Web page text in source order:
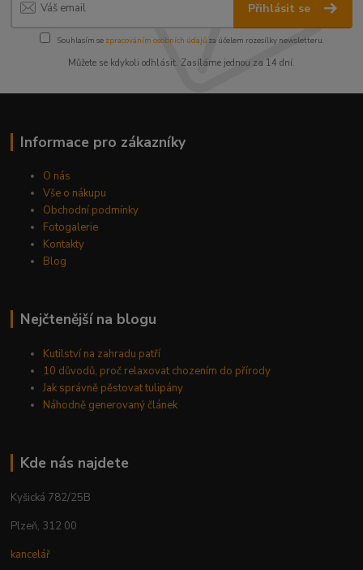
Přihlásit se
Souhlasím se zpracováním osobních údajůza účelem rozesílky newsletteru.
Můžete se kdykoli odhlásit. Zasíláme jednou za 14 dní.
Informace pro zákazníky
O nás
Vše o nákupu
Obchodní podmínky
Fotogalerie
Kontakty
Blog
Nejčtenější na blogu
Kutilství na zahradu patří
10 důvodů, proč relaxovat chozením do přírody
Jak správně pěstovat tulipány
Náhodně generovaný článek
Kde nás najdete
Kyšická 782/25B
Plzeň, 312 00
kancelář